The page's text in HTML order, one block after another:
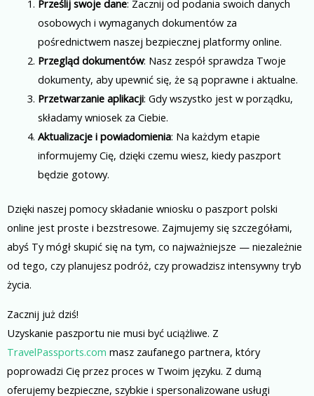
Prześlij swoje dane: Zacznij od podania swoich danych
osobowych i wymaganych dokumentów za
pośrednictwem naszej bezpiecznej platformy online.
Przegląd dokumentów: Nasz zespół sprawdza Twoje
dokumenty, aby upewnić się, że są poprawne i aktualne.
Przetwarzanie aplikacji: Gdy wszystko jest w porządku,
składamy wniosek za Ciebie.
Aktualizacje i powiadomienia: Na każdym etapie
informujemy Cię, dzięki czemu wiesz, kiedy paszport
będzie gotowy.
Dzięki naszej pomocy składanie wniosku o paszport polski
online jest proste i bezstresowe. Zajmujemy się szczegółami,
abyś Ty mógł skupić się na tym, co najważniejsze — niezależnie
od tego, czy planujesz podróż, czy prowadzisz intensywny tryb
życia.
Zacznij już dziś!
Uzyskanie paszportu nie musi być uciążliwe. Z
TravelPassports.com masz zaufanego partnera, który
poprowadzi Cię przez proces w Twoim języku. Z dumą
oferujemy bezpieczne, szybkie i spersonalizowane usługi